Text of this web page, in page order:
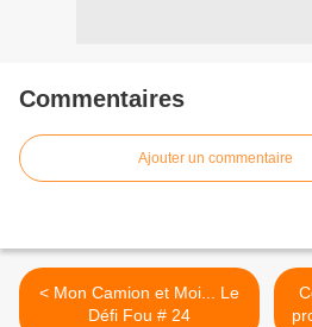
Commentaires
Ajouter un commentaire
< Mon Camion et Moi... Le
Défi Fou # 24